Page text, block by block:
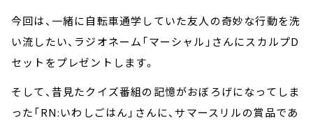
今回は、一緒に自転車通学していた友人の奇妙な行動を洗
い流したい、ラジオネーム「マーシャル」さんにスカルプD
セットをプレゼントします。
そして、昔見たクイズ番組の記憶がおぼろげになってしま
った「RN:いわしごはん」さんに、サマースリルの賞品であ